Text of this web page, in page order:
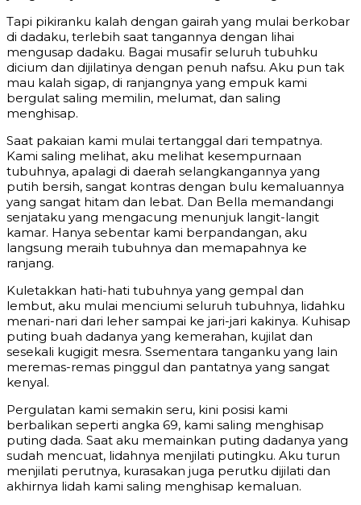
Tapi pikiranku kalah dengan gairah yang mulai berkobar
di dadaku, terlebih saat tangannya dengan lihai
mengusap dadaku. Bagai musafir seluruh tubuhku
dicium dan dijilatinya dengan penuh nafsu. Aku pun tak
mau kalah sigap, di ranjangnya yang empuk kami
bergulat saling memilin, melumat, dan saling
menghisap.
Saat pakaian kami mulai tertanggal dari tempatnya.
Kami saling melihat, aku melihat kesempurnaan
tubuhnya, apalagi di daerah selangkangannya yang
putih bersih, sangat kontras dengan bulu kemaluannya
yang sangat hitam dan lebat. Dan Bella memandangi
senjataku yang mengacung menunjuk langit-langit
kamar. Hanya sebentar kami berpandangan, aku
langsung meraih tubuhnya dan memapahnya ke
ranjang.
Kuletakkan hati-hati tubuhnya yang gempal dan
lembut, aku mulai menciumi seluruh tubuhnya, lidahku
menari-nari dari leher sampai ke jari-jari kakinya. Kuhisap
puting buah dadanya yang kemerahan, kujilat dan
sesekali kugigit mesra. Ssementara tanganku yang lain
meremas-remas pinggul dan pantatnya yang sangat
kenyal.
Pergulatan kami semakin seru, kini posisi kami
berbalikan seperti angka 69, kami saling menghisap
puting dada. Saat aku memainkan puting dadanya yang
sudah mencuat, lidahnya menjilati putingku. Aku turun
menjilati perutnya, kurasakan juga perutku dijilati dan
akhirnya lidah kami saling menghisap kemaluan.